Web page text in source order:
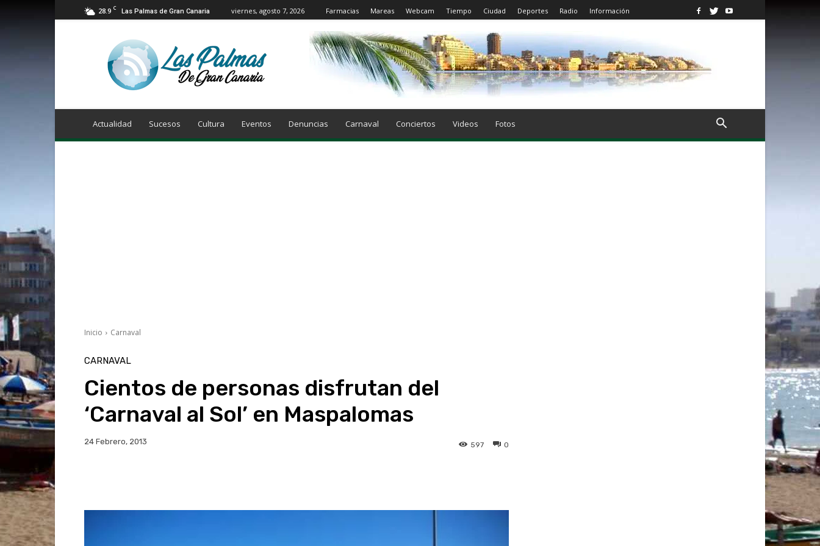
28.9 C Las Palmas de Gran Canaria viernes, agosto 7, 2026 Farmacias Mareas Webcam Tiempo Ciudad Deportes Radio Información
Las
Palmas
de
Canaria
Actualidad Sucesos Cultura Eventos Denuncias Carnaval Conciertos Videos Fotos
Inicio Carnaval
CARNAVAL
Cientos de personas disfrutan del
‘Carnaval al Sol’ en Maspalomas
24 Febrero, 2013 0
597